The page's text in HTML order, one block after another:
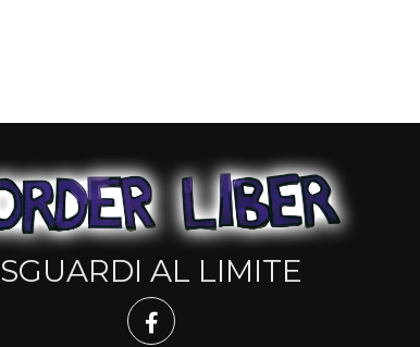
SGUARDI AL LIMITE